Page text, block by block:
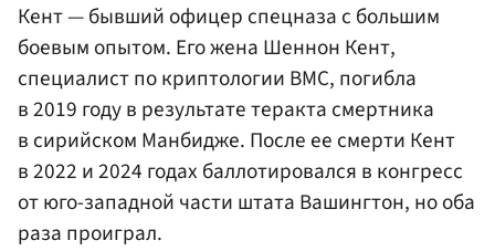
Кент — бывший офицер спецназа с большим
боевым опытом. Его жена Шеннон Кент,
специалист по криптологии ВМС, погибла
в 2019 году в результате теракта смертника
в сирийском Манбидже. После ее смерти Кент
в 2022 и 2024 годах баллотировался в конгресс
от юго-западной части штата Вашингтон, но оба
раза проиграл.